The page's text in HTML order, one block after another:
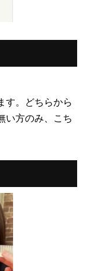
す。どちらから
い方のみ、こち